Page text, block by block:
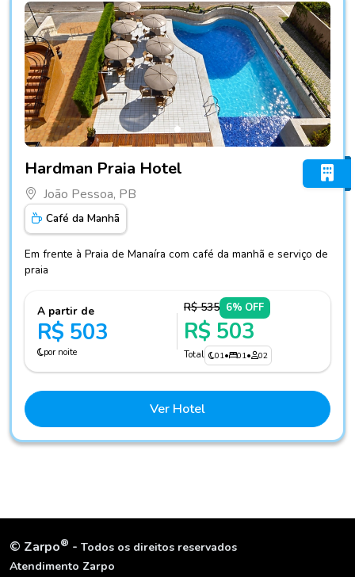
Hardman Praia Hotel
João Pessoa, PB
Café da Manhã
Em frente à Praia de Manaíra com café da manhã e serviço de
praia
A partir de
R$ 503
por noite
R$ 535 6% OFF
R$ 503
Total 01• 01• 02
Ver Hotel
© Zarpo® - Todos os direitos reservados
Atendimento Zarpo